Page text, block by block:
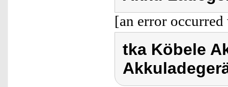
[an error
tka Köbele